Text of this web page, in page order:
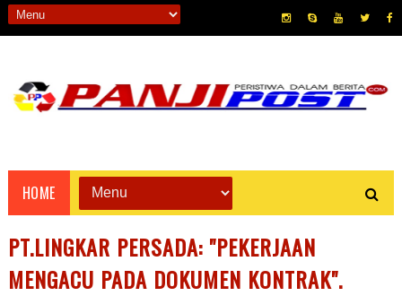
HOME
PT.LINGKAR PERSADA: "PEKERJAAN
MENGACU PADA DOKUMEN KONTRAK".